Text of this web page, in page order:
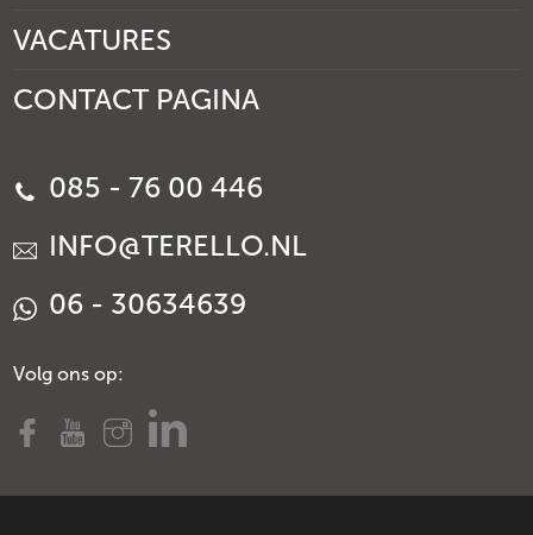
VACATURES
CONTACT PAGINA
085 - 76 00 446
INFO@TERELLO.NL
06 - 30634639
Volg ons op: